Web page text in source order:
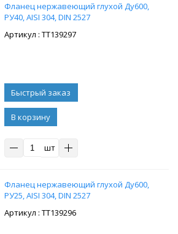
Фланец нержавеющий глухой Ду600,
РУ40, AISI 304, DIN 2527
: ТТ139297
В корзину
шт
Фланец нержавеющий глухой Ду600,
РУ25, AISI 304, DIN 2527
: ТТ139296